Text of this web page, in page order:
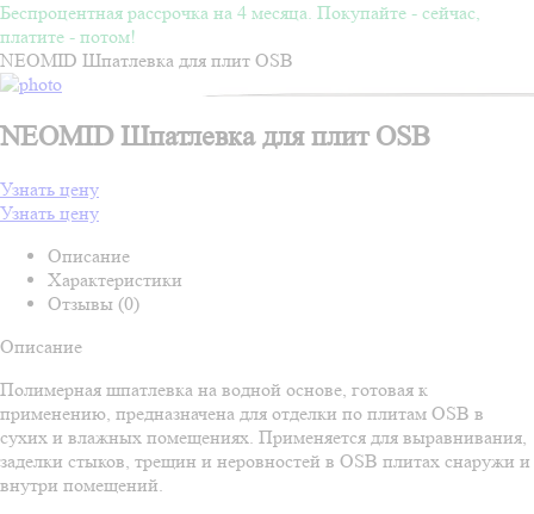
Беспроцентная рассрочка на 4 месяца. Покупайте - сейчас,
платите - потом!
NEOMID Шпатлевка для плит OSB
NEOMID Шпатлевка для плит OSB
Узнать цену
Узнать цену
Описание
Характеристики
Отзывы (0)
Описание
Полимерная шпатлевка на водной основе, готовая к
применению, предназначена для отделки по плитам OSB в
сухих и влажных помещениях. Применяется для выравнивания,
заделки стыков, трещин и неровностей в OSB плитах снаружи и
внутри помещений.